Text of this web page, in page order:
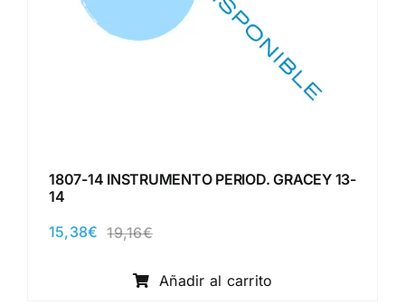
1807-14 INSTRUMENTO PERIOD. GRACEY 13-
14
19,16€El
original
era:
15,38€
El
actual
es:
Añadir al carrito